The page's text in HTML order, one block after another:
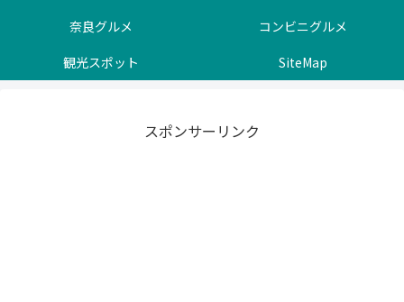
奈良グルメ
コンビニグルメ
観光スポット
SiteMap
スポンサーリンク